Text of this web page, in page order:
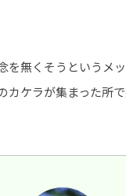
を無くそうというメ
カケラが集まった所